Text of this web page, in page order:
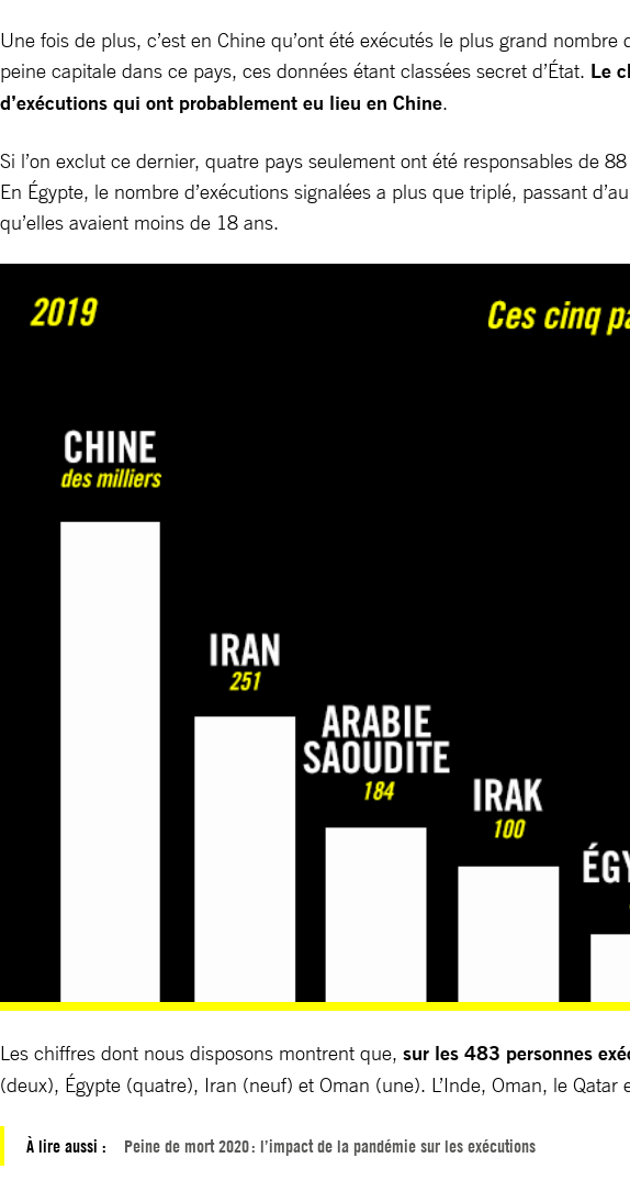
Une fois de plus, c’est en Chine qu’ont été exécutés le plus grand
peine capitale dans ce pays, ces données étant classées secret d’État. Le
d’exécutions qui ont probablement eu lieu en Chine.
Si l’on exclut ce dernier, quatre pays seulement ont été responsables de
En Égypte, le nombre d’exécutions signalées a plus que triplé, passant
qu’elles avaient moins de 18 ans.
Les chiffres dont nous disposons montrent que, sur les 483 personnes
(deux), Égypte (quatre), Iran (neuf) et Oman (une). L’Inde, Oman, le
À lire aussi : Peine de mort 2020 : l’impact de la pandémie sur les exécutions